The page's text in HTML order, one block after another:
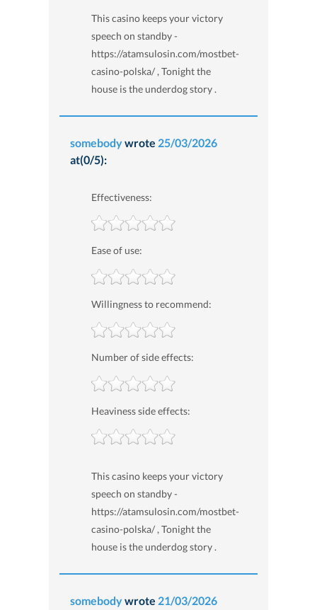
This casino keeps your victory
speech on standby -
https://atamsulosin.com/mostbet-
casino-polska/ , Tonight the
house is the underdog story .
somebodywrote 25/03/2026
at(0/5):
Effectiveness:
Ease of use:
Willingness to recommend:
Number of side effects:
Heaviness side effects:
This casino keeps your victory
speech on standby -
https://atamsulosin.com/mostbet-
casino-polska/ , Tonight the
house is the underdog story .
somebodywrote 21/03/2026